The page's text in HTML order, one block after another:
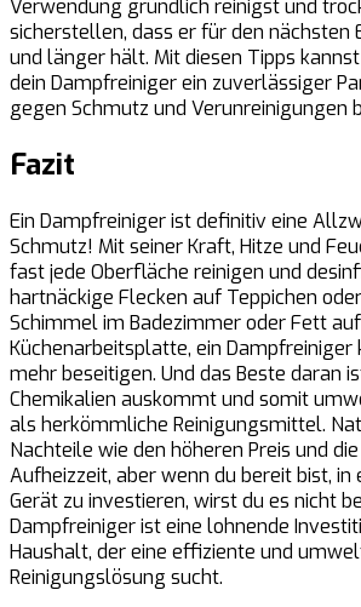
Verwendung gründlich reinigst und
sicherstellen, dass er für den nächsten
und länger hält. Mit diesen Tipps
dein Dampfreiniger ein zuverlässiger
gegen Schmutz und Verunreinigungen
Fazit
Ein Dampfreiniger ist definitiv eine
Schmutz! Mit seiner Kraft, Hitze und
fast jede Oberfläche reinigen und
hartnäckige Flecken auf Teppichen
Schimmel im Badezimmer oder Fett
Küchenarbeitsplatte, ein Dampfreiniger
mehr beseitigen. Und das Beste daran
Chemikalien auskommt und somit
als herkömmliche Reinigungsmittel.
Nachteile wie den höheren Preis und
Aufheizzeit, aber wenn du bereit bist, in
Gerät zu investieren, wirst du es nicht
Dampfreiniger ist eine lohnende
Haushalt, der eine effiziente und
Reinigungslösung sucht.